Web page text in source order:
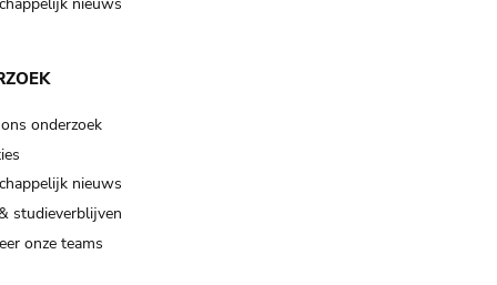
onderzoek
nieuws
studieverblijven
onze teams